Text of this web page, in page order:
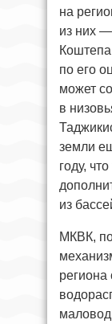
на
из них —
по его
может
в
земли
году,
из
МКВК,